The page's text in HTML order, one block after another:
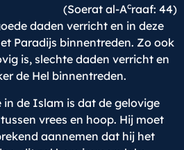
(Soerat al-Acraaf: 44)
daden verricht en in deze
Paradijs binnentreden. Zo ook
is, slechte daden verricht en
de Hel binnentreden.
de Islam is dat de gelovige
vrees en hoop. Hij moet
aannemen dat hij het